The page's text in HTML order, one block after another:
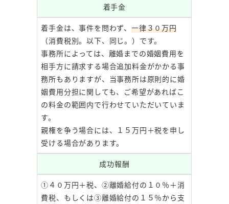
着手金
着手金は、事件を問わず、 一律３０万円
（消費税別。以下、同じ。）です。
事務所によっては、離婚までの婚姻費用を
相手方に請求する場合追加料金がかかる事
務所もありますが、当事務所は原則的に婚
姻費用分担に関しても、ご希望があればこ
の料金の範囲内で行わせていただいていま
す。
親権を争う場合には、１５万円＋税を申し
受ける場合があります。
成功報酬
①４０万円＋税、②離婚給付の１０％＋消
費税、もしくは③離婚給付の１５％から支